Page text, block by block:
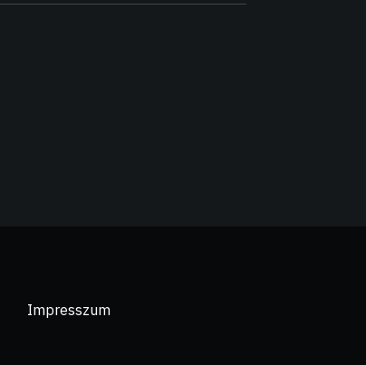
Impresszum